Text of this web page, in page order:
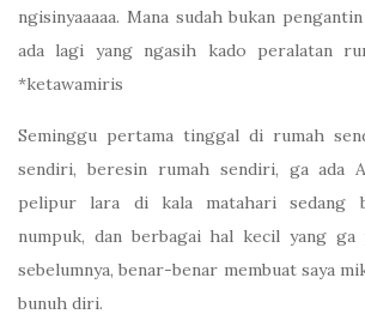
ngisinyaaaaa. Mana sudah bukan
ada lagi yang ngasih kado peralatan
*ketawamiris
Seminggu pertama tinggal di rumah
sendiri, beresin rumah sendiri, ga ada
pelipur lara di kala matahari sedang
numpuk, dan berbagai hal kecil yang ga
sebelumnya, benar-benar membuat saya
bunuh diri.